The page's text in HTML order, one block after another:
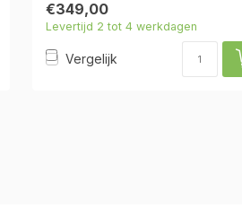
€349,00
Levertijd 2 tot 4 werkdagen
Vergelijk